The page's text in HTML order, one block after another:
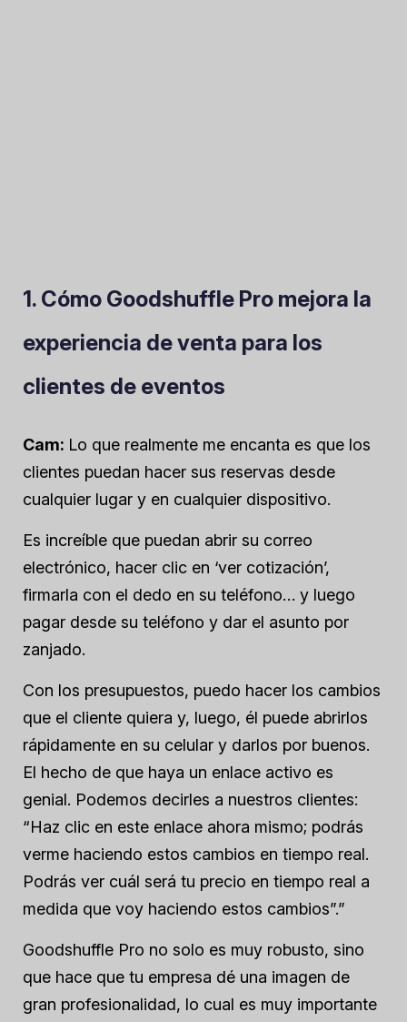
1. Cómo Goodshuffle Pro mejora la
experiencia de venta para los
clientes de eventos
Cam: Lo que realmente me encanta es que los
clientes puedan hacer sus reservas desde
cualquier lugar y en cualquier dispositivo.
Es increíble que puedan abrir su correo
electrónico, hacer clic en ‘ver cotización’,
firmarla con el dedo en su teléfono… y luego
pagar desde su teléfono y dar el asunto por
zanjado.
Con los presupuestos, puedo hacer los cambios
que el cliente quiera y, luego, él puede abrirlos
rápidamente en su celular y darlos por buenos.
El hecho de que haya un enlace activo es
genial. Podemos decirles a nuestros clientes:
“Haz clic en este enlace ahora mismo; podrás
verme haciendo estos cambios en tiempo real.
Podrás ver cuál será tu precio en tiempo real a
medida que voy haciendo estos cambios”.”
Goodshuffle Pro no solo es muy robusto, sino
que hace que tu empresa dé una imagen de
gran profesionalidad, lo cual es muy importante